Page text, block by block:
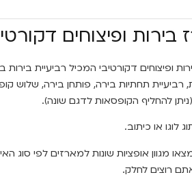
בירות ופיצוחים
ופיצוחים דקורטיבי המכיל רביעיית בירות
רביעיית תחתיות בירה, פותחן בירה, שלוש
להחליף הקופסאות לדגם שונה).
לוגו או כיתוב.
מגוון אופציות שונות למארזים לפי סוג
רוצים לחלק.